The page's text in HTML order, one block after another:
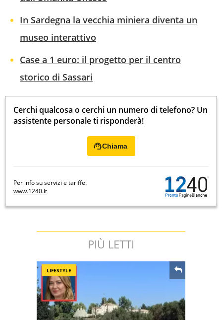
In Sardegna la vecchia miniera diventa un
museo interattivo
Case a 1 euro: il progetto per il centro
storico di Sassari
Cerchi qualcosa o cerchi un numero di telefono? Un
assistente personale ti risponderà!
Chiama
Per info su servizi e tariffe:
www.1240.it
PIÙ LETTI
LIFESTYLE